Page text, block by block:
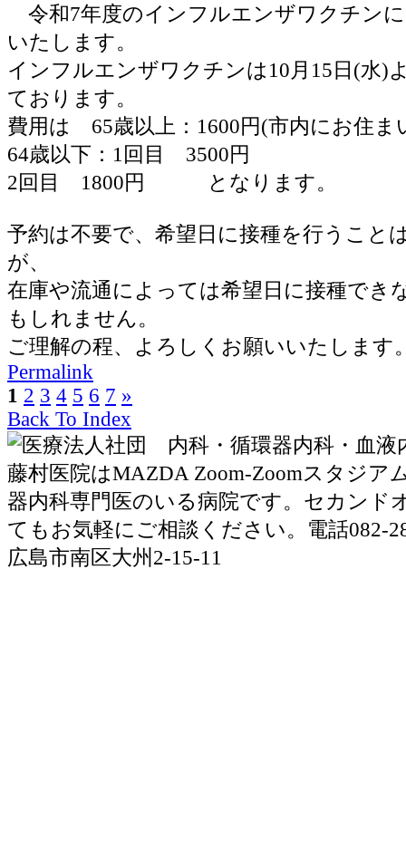
令和7年度のインフルエンザワクチン
いたします。
インフルエンザワクチンは10月15日(水)
ております。
費用は 65歳以上：1600円(市内にお住ま
64歳以下：1回目 3500円
2回目 1800円 となります。
予約は不要で、希望日に接種を行うこと
が、
在庫や流通によっては希望日に接種でき
もしれません。
ご理解の程、よろしくお願いいたします
Permalink
1 2 3 4 5 6 7 »
Back To Index